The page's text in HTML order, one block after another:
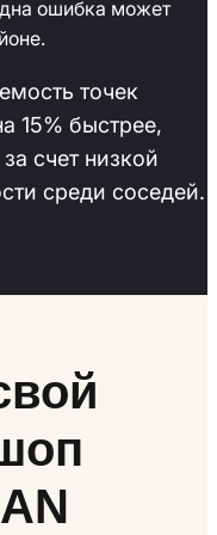
ошибка может
точек
15% быстрее,
счет низкой
среди соседей.